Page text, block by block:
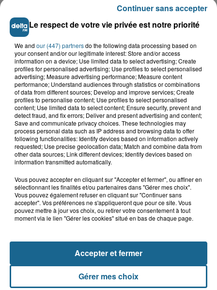
+ DE CADEAUX
Grand jeu de l'été : les cabines de plages
Gagnez vos entrées pour Dennlys
Parc
Gagnez vos entrées pour le parc
Bagatelle
Gagnez vos entrées pour Plopsaland
Le respect de votre vie privée est notre priorité
We and our (447) partnersdo the following data processing based on
your consent and/or our legitimate interest: Store and/or access
information on a device; Use limited data to select advertising; Create
profiles for personalised advertising; Use profiles to select personalised
advertising; Measure advertising performance; Measure content
performance; Understand audiences through statistics or combinations
of data from different sources; Develop and improve services; Create
profiles to personalise content; Use profiles to select personalised
content; Use limited data to select content; Ensure security, prevent and
detect fraud, and fix errors; Deliver and present advertising and content;
Save and communicate privacy choices. These technologies may
process personal data such as IP address and browsing data to offer
following functionalities: Identify devices based on information actively
requested; Use precise geolocation data; Match and combine data from
other data sources; Link different devices; Identify devices based on
information transmitted automatically.
Vous pouvez accepter en cliquant sur "Accepter et fermer", ou affiner en
sélectionnant les finalités et/ou partenaires dans "Gérer mes choix".
Vous pouvez également refuser en cliquant sur "Continuer sans
accepter". Vos préférences ne s'appliqueront que pour ce site. Vous
pouvez mettre à jour vos choix, ou retirer votre consentement à tout
moment via le lien "Gérer les cookies" situé en bas de chaque page.
Gérer mes choix
Accepter et fermer
Continuer sans accepter